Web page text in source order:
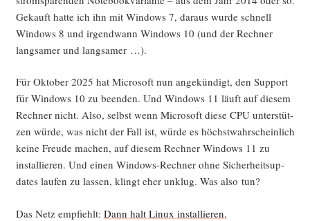
Gekauft hat­te ich ihn mit Win­dows 7, dar­aus wur­de schnell
Win­dows 8 und irgend­wann Win­dows 10 (und der Rech­ner
lang­sa­mer und langsamer …).
Für Okto­ber 2025 hat Micro­soft nun ange­kün­digt, den Sup­port
für Win­dows 10 zu been­den. Und Win­dows 11 läuft auf die­sem
Rech­ner nicht. Also, selbst wenn Micro­soft die­se CPU unter­stüt­
zen wür­de, was nicht der Fall ist, wür­de es höchst­wahr­schein­lich
kei­ne Freu­de machen, auf die­sem Rech­ner Win­dows 11 zu
instal­lie­ren. Und einen Win­dows-Rech­ner ohne Sicher­heits­up­
dates lau­fen zu las­sen, klingt eher unklug. Was also tun?
Das Netz emp­fiehlt: Dann halt Linux instal­lie­ren.